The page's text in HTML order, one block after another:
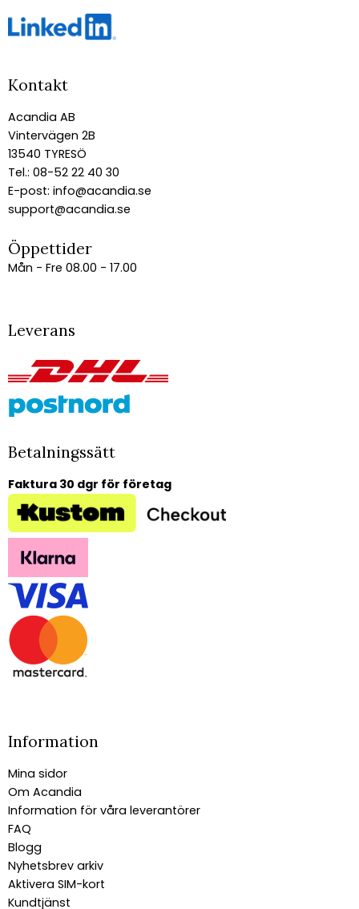
Kontakt
Acandia AB
Vintervägen 2B
13540 TYRESÖ
Tel.: 08-52 22 40 30
E-post: info@acandia.se
support@acandia.se
Öppettider
Mån - Fre 08.00 - 17.00
Leverans
Betalningssätt
Faktura 30 dgr för företag
Information
Mina sidor
Om Acandia
Information för våra leverantörer
FAQ
Blogg
Nyhetsbrev arkiv
Aktivera SIM-kort
Kundtjänst